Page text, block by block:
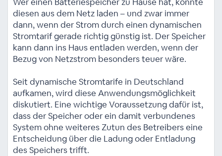
diesen aus dem Netz laden – und zwar immer
dann, wenn der Strom durch einen dynamischen
Stromtarif gerade richtig günstig ist. Der Speicher
kann dann ins Haus entladen werden, wenn der
Bezug von Netzstrom besonders teuer wäre.
Seit dynamische Stromtarife in Deutschland
aufkamen, wird diese Anwendungsmöglichkeit
diskutiert. Eine wichtige Voraussetzung dafür ist,
dass der Speicher oder ein damit verbundenes
System ohne weiteres Zutun des Betreibers eine
Entscheidung über die Ladung oder Entladung
des Speichers trifft.